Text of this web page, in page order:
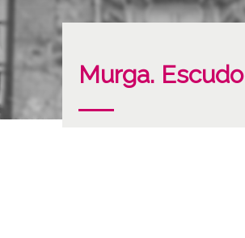
Murga. Escudo